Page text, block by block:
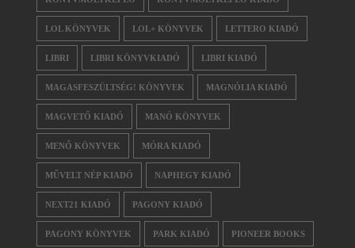
LOL KÖNYVEK LOL+ KÖNYVEK LETTERO KIADÓ
LIBRI LIBRI KÖNYVKIADÓ LIBRI KIADÓ
MAGASFESZÜLTSÉG! KÖNYVEK MAGNÓLIA KIADÓ
MAGVETŐ KIADÓ MANÓ KÖNYVEK
MENŐ KÖNYVEK MÓRA KIADÓ
MŰVELT NÉP KIADÓ NAPHEGY KIADÓ
NEXT21 KIADÓ PAGONY KIADÓ
PAGONY KÖNYVEK PARK KIADÓ PIONEER BOOKS